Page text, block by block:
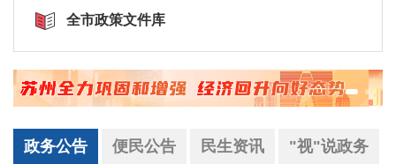
全市政策文件库
政务公告 便民公告 民生资讯 "视"说政务